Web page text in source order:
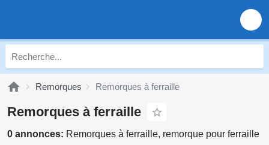
Remorques Remorques à ferraille
Remorques à ferraille
0 annonces: Remorques à ferraille, remorque pour ferraille